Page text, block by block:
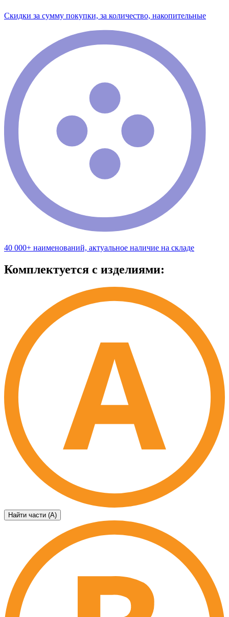
Скидки за сумму покупки, за количество, накопительные
40 000+ наименований, актуальное наличие на складе
Комплектуется с изделиями:
Найти части (А)